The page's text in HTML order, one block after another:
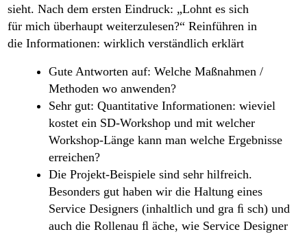
sieht. Nach dem ersten Eindruck: „Lohnt es sich
für mich überhaupt weiterzulesen?“ Reinführen in
die Informationen: wirklich verständlich erklärt
Gute Antworten auf: Welche Maßnahmen /
Methoden wo anwenden?
Sehr gut: Quantitative Informationen: wieviel
kostet ein SD-Workshop und mit welcher
Workshop-Länge kann man welche Ergebnisse
erreichen?
Die Projekt-Beispiele sind sehr hilfreich.
Besonders gut haben wir die Haltung eines
Service Designers (inhaltlich und gra ﬁ sch) und
auch die Rollenau ﬂ äche, wie Service Designer